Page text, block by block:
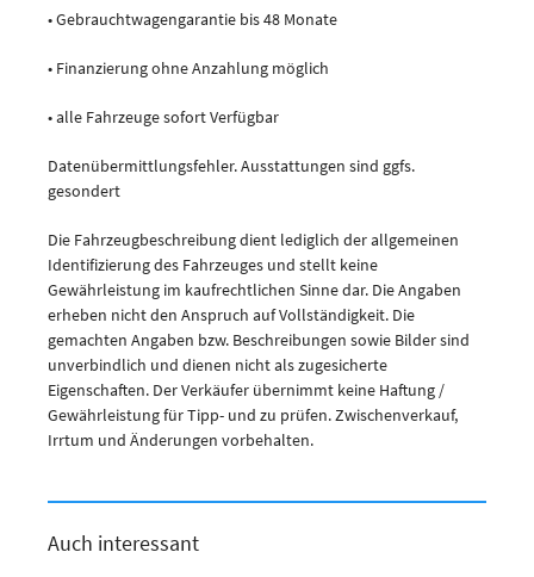
• Gebrauchtwagengarantie bis 48 Monate
• Finanzierung ohne Anzahlung möglich
• alle Fahrzeuge sofort Verfügbar
Datenübermittlungsfehler. Ausstattungen sind ggfs.
gesondert
Die Fahrzeugbeschreibung dient lediglich der allgemeinen
Identifizierung des Fahrzeuges und stellt keine
Gewährleistung im kaufrechtlichen Sinne dar. Die Angaben
erheben nicht den Anspruch auf Vollständigkeit. Die
gemachten Angaben bzw. Beschreibungen sowie Bilder sind
unverbindlich und dienen nicht als zugesicherte
Eigenschaften. Der Verkäufer übernimmt keine Haftung /
Gewährleistung für Tipp- und zu prüfen. Zwischenverkauf,
Irrtum und Änderungen vorbehalten.
Auch interessant